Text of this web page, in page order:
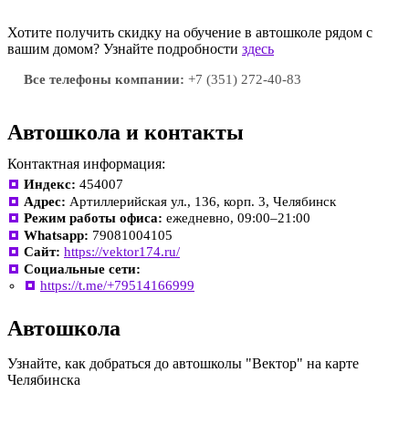
Хотите получить скидку на обучение в автошколе рядом с
вашим домом? Узнайте подробности здесь
Все телефоны компании: +7 (351) 272-40-83
Автошкола и контакты
Контактная информация:
Индекс: 454007
Адрес: Артиллерийская ул., 136, корп. 3, Челябинск
Режим работы офиса: ежедневно, 09:00–21:00
Whatsapp: 79081004105
Сайт: https://vektor174.ru/
Социальные сети:
https://t.me/+79514166999
Автошкола
Узнайте, как добраться до автошколы "Вектор" на карте
Челябинска